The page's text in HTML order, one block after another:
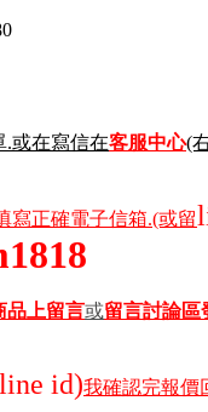
.或在寫信在客服中心(
寫正確電子信箱.(或留
品上留言或留言討論區
line id)我確認完報價